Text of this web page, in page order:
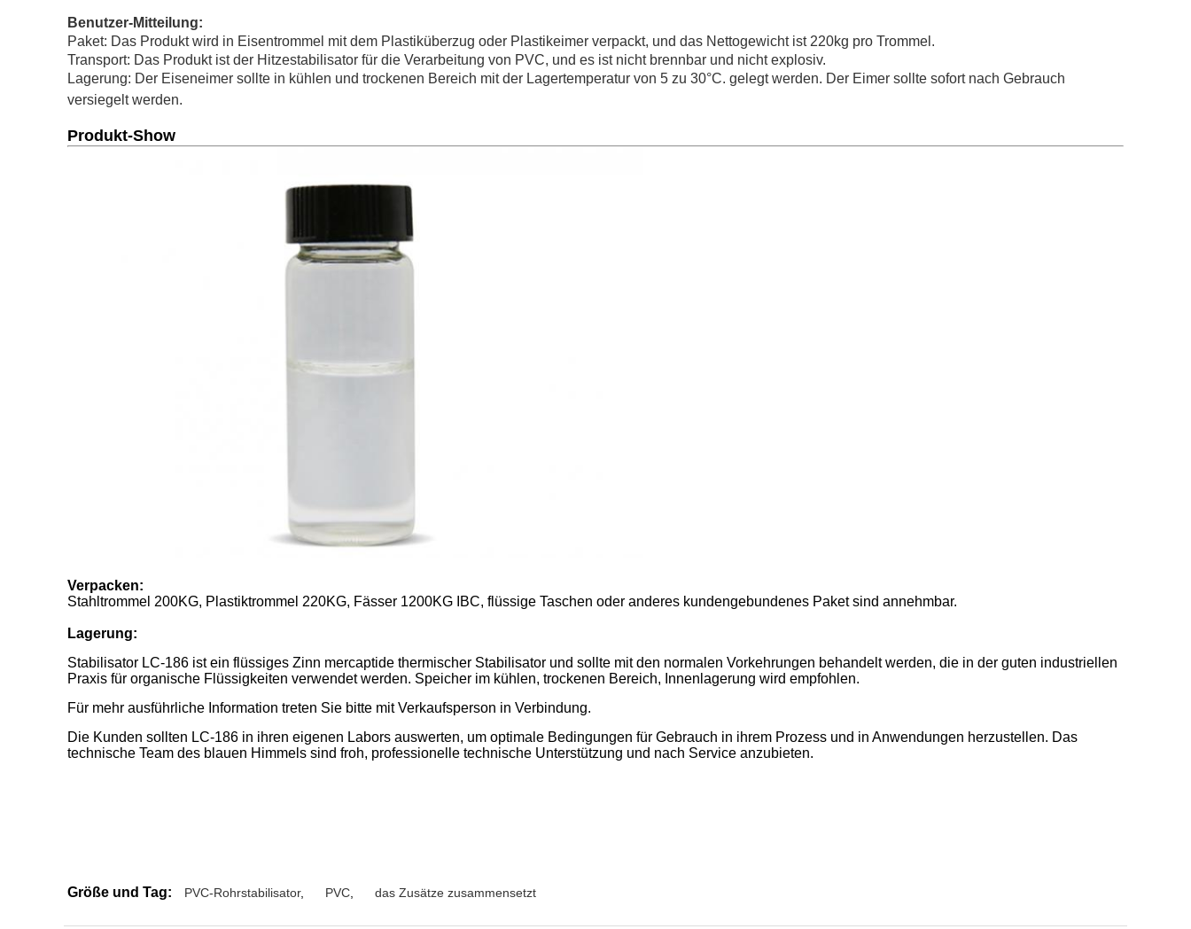
Benutzer-Mitteilung:
Paket: Das Produkt wird in Eisentrommel mit dem Plastiküberzug oder Plastikeimer verpackt, und das Nettogewicht ist 220kg pro Trommel.
Transport: Das Produkt ist der Hitzestabilisator für die Verarbeitung von PVC, und es ist nicht brennbar und nicht explosiv.
Lagerung: Der Eiseneimer sollte in kühlen und trockenen Bereich mit der Lagertemperatur von 5 zu 30°C. gelegt werden. Der Eimer sollte sofort nach Gebrauch
versiegelt werden.
Produkt-Show
Verpacken:
Stahltrommel 200KG, Plastiktrommel 220KG, Fässer 1200KG IBC, flüssige Taschen oder anderes kundengebundenes Paket sind annehmbar.
Lagerung:
Stabilisator LC-186 ist ein flüssiges Zinn mercaptide thermischer Stabilisator und sollte mit den normalen Vorkehrungen behandelt werden, die in der guten industriellen
Praxis für organische Flüssigkeiten verwendet werden. Speicher im kühlen, trockenen Bereich, Innenlagerung wird empfohlen.
Für mehr ausführliche Information treten Sie bitte mit Verkaufsperson in Verbindung.
Die Kunden sollten LC-186 in ihren eigenen Labors auswerten, um optimale Bedingungen für Gebrauch in ihrem Prozess und in Anwendungen herzustellen. Das
technische Team des blauen Himmels sind froh, professionelle technische Unterstützung und nach Service anzubieten.
Größe und Tag: PVC-Rohrstabilisator, PVC, das Zusätze zusammensetzt